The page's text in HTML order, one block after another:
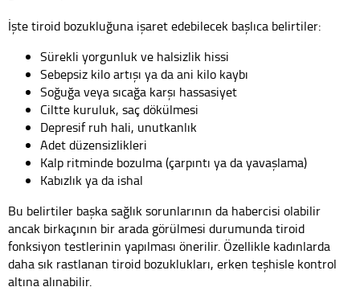
İşte tiroid bozukluğuna işaret edebilecek başlıca belirtiler:
Sürekli yorgunluk ve halsizlik hissi
Sebepsiz kilo artışı ya da ani kilo kaybı
Soğuğa veya sıcağa karşı hassasiyet
Ciltte kuruluk, saç dökülmesi
Depresif ruh hali, unutkanlık
Adet düzensizlikleri
Kalp ritminde bozulma (çarpıntı ya da yavaşlama)
Kabızlık ya da ishal
Bu belirtiler başka sağlık sorunlarının da habercisi olabilir
ancak birkaçının bir arada görülmesi durumunda tiroid
fonksiyon testlerinin yapılması önerilir. Özellikle kadınlarda
daha sık rastlanan tiroid bozuklukları, erken teşhisle kontrol
altına alınabilir.